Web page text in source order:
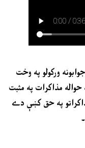
ورکولو په وخت
مذاکرات په مثبت
په حق کښې دے